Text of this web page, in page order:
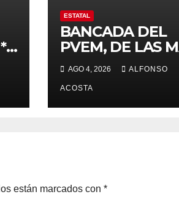
ESTATAL
BANCADA DEL
PVEM, DE LAS
ACTIVAS
AGO 4, 2026 ALFONSO
ACOSTA
están marcados con *